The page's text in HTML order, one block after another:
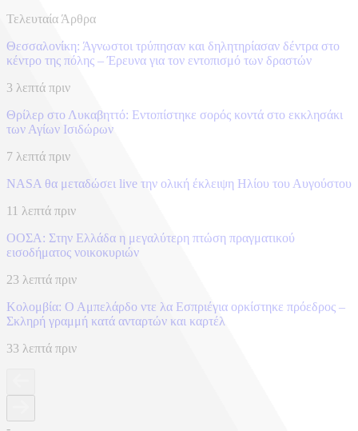
Τελευταία Άρθρα
Θεσσαλονίκη: Άγνωστοι τρύπησαν και δηλητηρίασαν δέντρα στο
κέντρο της πόλης – Έρευνα για τον εντοπισμό των δραστών
3 λεπτά πριν
Θρίλερ στο Λυκαβηττό: Εντοπίστηκε σορός κοντά στο εκκλησάκι
των Αγίων Ισιδώρων
7 λεπτά πριν
NASA θα μεταδώσει live την ολική έκλειψη Ηλίου του Αυγούστου
11 λεπτά πριν
ΟΟΣΑ: Στην Ελλάδα η μεγαλύτερη πτώση πραγματικού
εισοδήματος νοικοκυριών
23 λεπτά πριν
Κολομβία: Ο Αμπελάρδο ντε λα Εσπριέγια ορκίστηκε πρόεδρος –
Σκληρή γραμμή κατά ανταρτών και καρτέλ
33 λεπτά πριν